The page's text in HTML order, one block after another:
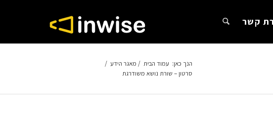
קשר
הנך כאן: עמוד הבית / מאגר הידע /
סרטון – שורת נושא משודרגת